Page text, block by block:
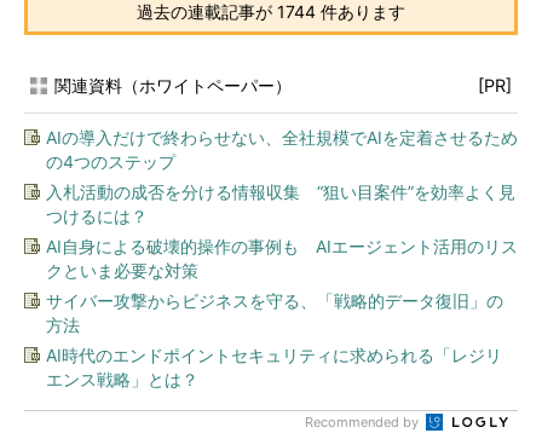
過去の連載記事が 1744 件あります
関連資料（ホワイトペーパー） [PR]
AIの導入だけで終わらせない、全社規模でAIを定着させるため
の4つのステップ
入札活動の成否を分ける情報収集 “狙い目案件”を効率よく見
つけるには？
AI自身による破壊的操作の事例も AIエージェント活用のリス
クといま必要な対策
サイバー攻撃からビジネスを守る、「戦略的データ復旧」の
方法
AI時代のエンドポイントセキュリティに求められる「レジリ
エンス戦略」とは？
Recommended by